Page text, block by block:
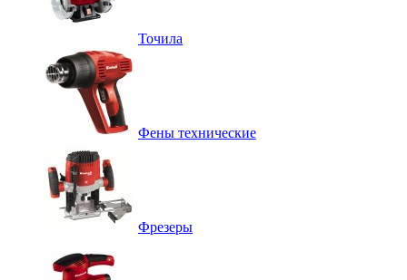
Точила
Фены технические
Фрезеры